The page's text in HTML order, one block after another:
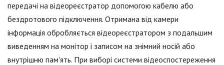
передачі на відеореєстратор допомогою кабелю або
бездротового підключення. Отримана від камери
інформація обробляється відеореєстратором з подальшим
виведенням на монітор і записом на знімний носій або
внутрішню пам'ять. При виборі системи відеоспостереження